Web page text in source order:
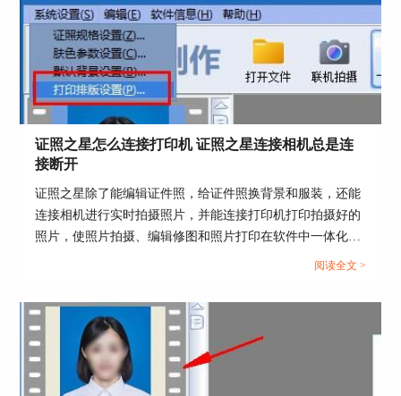
图1：结婚登记照
2、Photoshop
作为Adobe公司开发并发行的一款专业图像处理软
件，可以轻松实现图像的调整修复、编辑合成等操
证照之星怎么连接打印机 证照之星连接相机总是连
接断开
证照之星除了能编辑证件照，给证件照换背景和服装，还能
连接相机进行实时拍摄照片，并能连接打印机打印拍摄好的
照片，使照片拍摄、编辑修图和照片打印在软件中一体化操
作。那么证件照如何在证照之星中拍摄和打印呢？这篇文章
是连接断开。...
阅读全文 >